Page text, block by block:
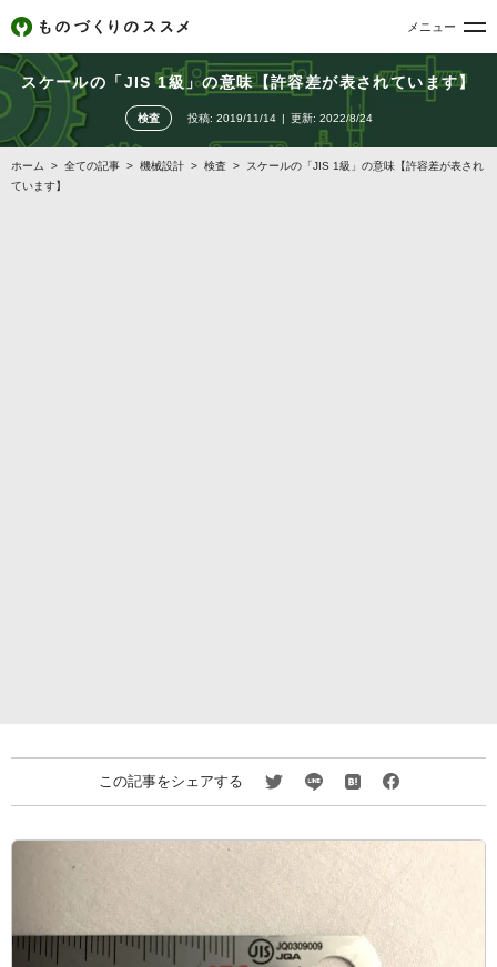
メニュー
スケールの「JIS 1級」の意味【許容差が表されています】
検査 投稿: 2019/11/14 更新: 2022/8/24
ホーム > 全ての記事 > 機械設計 > 検査 >
スケールの「JIS 1級」の意味【許容差が表され
ています】
この記事をシェアする